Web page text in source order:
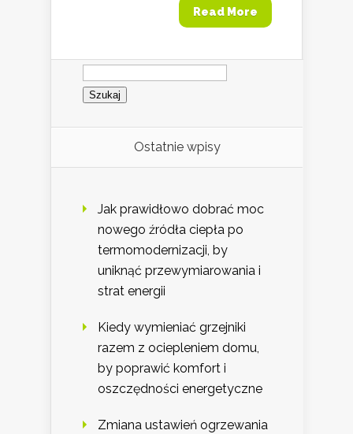
Read More
Szukaj:
Ostatnie wpisy
Jak prawidłowo dobrać moc
nowego źródła ciepła po
termomodernizacji, by
uniknąć przewymiarowania i
strat energii
Kiedy wymieniać grzejniki
razem z ociepleniem domu,
by poprawić komfort i
oszczędności energetyczne
Zmiana ustawień ogrzewania